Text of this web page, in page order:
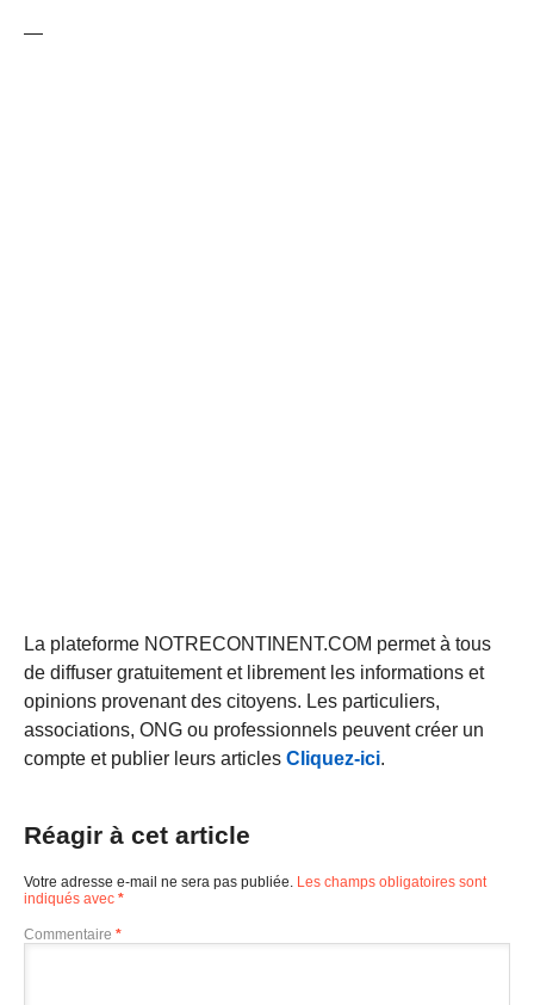
—
La plateforme NOTRECONTINENT.COM permet à tous
de diffuser gratuitement et librement les informations et
opinions provenant des citoyens. Les particuliers,
associations, ONG ou professionnels peuvent créer un
compte et publier leurs articles Cliquez-ici.
Réagir à cet article
Votre adresse e-mail ne sera pas publiée. Les champs obligatoires sont
indiqués avec *
Commentaire *